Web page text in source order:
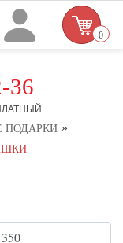
36
0
ПОДАРКИ »